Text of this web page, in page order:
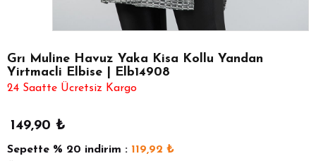
Grı Muline Havuz Yaka Kisa Kollu Yandan
Yirtmacli Elbise | Elb14908
24 Saatte Ücretsiz Kargo
149,90 ₺
Sepette % 20 indirim : 119,92 ₺